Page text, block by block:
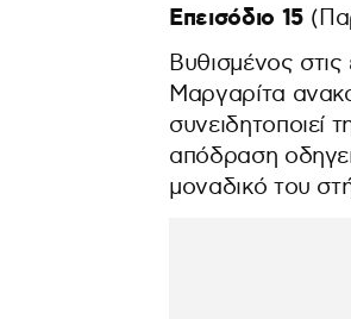
Επεισόδιο 15
Βυθισμένος
Μαργαρίτα
συνειδητοποιεί
απόδραση
μοναδικό του